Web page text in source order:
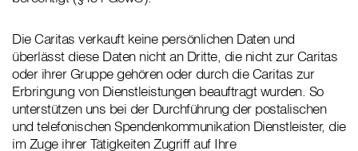
Die Caritas verkauft keine persönlichen Daten und
überlässt diese Daten nicht an Dritte, die nicht zur Caritas
oder ihrer Gruppe gehören oder durch die Caritas zur
Erbringung von Dienstleistungen beauftragt wurden. So
unterstützen uns bei der Durchführung der postalischen
und telefonischen Spendenkommunikation Dienstleister, die
im Zuge ihrer Tätigkeiten Zugriff auf Ihre